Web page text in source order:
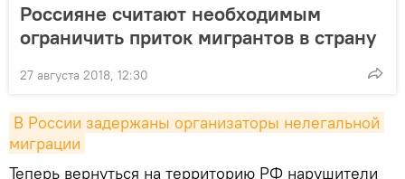
Россияне считают необходимым
ограничить приток мигрантов в страну
27 августа 2018, 12:30
В России задержаны организаторы нелегальной
миграции
Теперь вернуться на территорию РФ нарушители